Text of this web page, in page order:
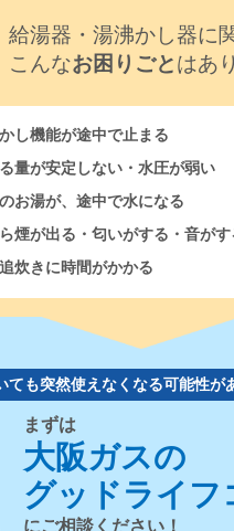
給湯器・湯沸かし器に
こんなお困りごとはあ
し機能が途中で止まる
量が安定しない・水圧が弱い
お湯が、途中で水になる
煙が出る・匂いがする・音がす
炊きに時間がかかる
ても突然使えなくなる可能性が
まずは
大阪ガスの
グッドライフ
にご相談ください！